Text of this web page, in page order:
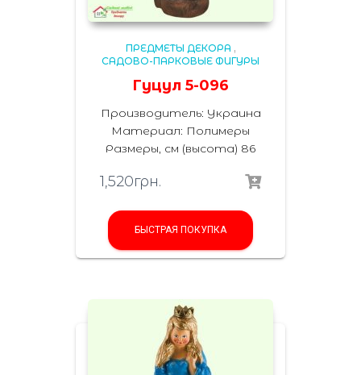
ПРЕДМЕТЫ ДЕКОРА ,
САДОВО-ПАРКОВЫЕ ФИГУРЫ
Гуцул 5-096
Производитель: Украина
Материал: Полимеры
Размеры, см (высота) 86
1,520грн.
БЫСТРАЯ ПОКУПКА